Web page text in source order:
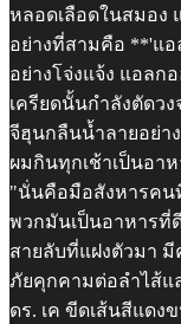
หลอดเลือดในสมอง
อย่างที่สามคือ **'แ
อย่างโจ่งแจ้ง แอลก
เครียดนั้นกำลังตัดว
จีฮุนกลืนน้ำลายอย่า
ผมกินทุกเช้าเป็นอา
"นั่นคือมือสังหารคน
พวกมันเป็นอาหารที่
สายลับที่แฝงตัวมา
ภัยคุกคามต่อลำไส้แ
ดร. เค ขีดเส้นสีแดง